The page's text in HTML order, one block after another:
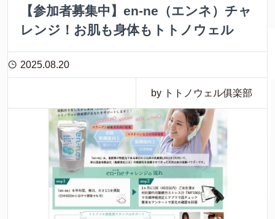
【参加者募集中】en-ne（エンネ）チャ
レンジ！お肌も身体もトトノウェル
2025.08.20
by トトノウェル俱楽部